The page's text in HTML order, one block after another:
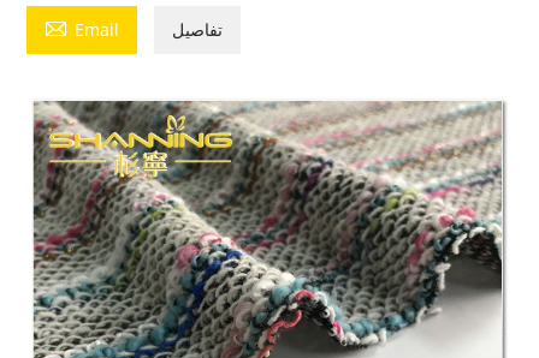
 Email تفاصيل